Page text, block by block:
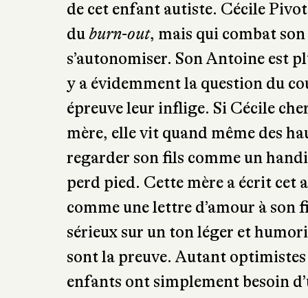
de cet enfant autiste. Cécile
duburn-out, mais qui combat
s’autonomiser. Son Antoine est
y a évidemment la question du
épreuve leur inflige. Si Cécile
mère, elle vit quand même des
regarder son fils comme un
perd pied. Cette mère a écrit
comme une lettre d’amour à
sérieux sur un ton léger et
sont la preuve. Autant optimistes
enfants ont simplement besoin